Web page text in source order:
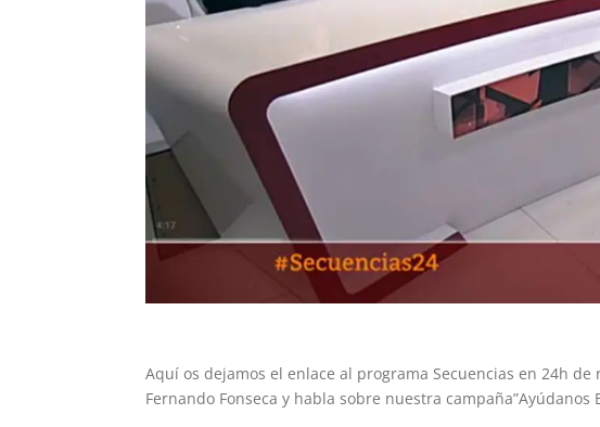
Aquí os dejamos el enlace al programa Secuencias en 24h
Fernando Fonseca y habla sobre nuestra campaña”Ayúdanos